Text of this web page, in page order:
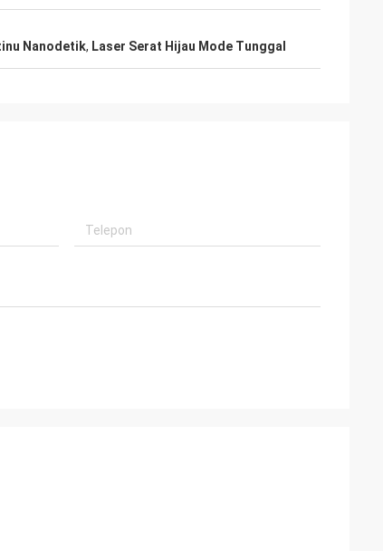
Nanodetik, Laser Serat Hijau Mode Tunggal